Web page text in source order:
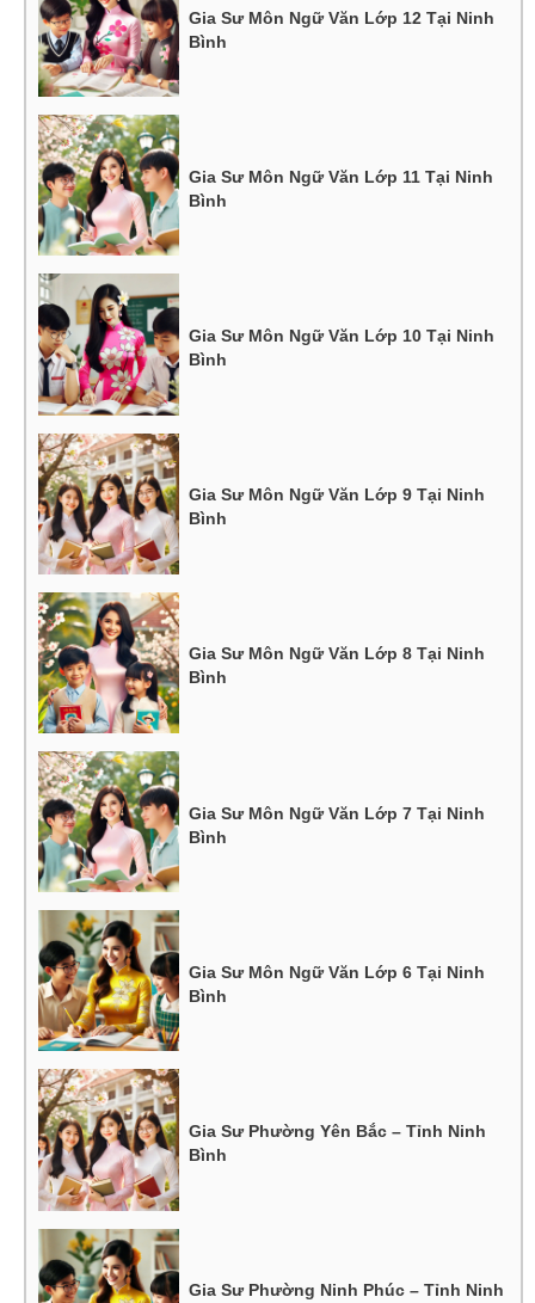
Gia Sư Môn Ngữ Văn Lớp 12 Tại Ninh
Bình
Gia Sư Môn Ngữ Văn Lớp 11 Tại Ninh
Bình
Gia Sư Môn Ngữ Văn Lớp 10 Tại Ninh
Bình
Gia Sư Môn Ngữ Văn Lớp 9 Tại Ninh
Bình
Gia Sư Môn Ngữ Văn Lớp 8 Tại Ninh
Bình
Gia Sư Môn Ngữ Văn Lớp 7 Tại Ninh
Bình
Gia Sư Môn Ngữ Văn Lớp 6 Tại Ninh
Bình
Gia Sư Phường Yên Bắc – Tỉnh Ninh
Bình
Gia Sư Phường Ninh Phúc – Tỉnh Ninh